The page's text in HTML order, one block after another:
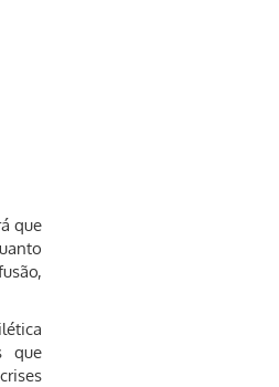
que
que